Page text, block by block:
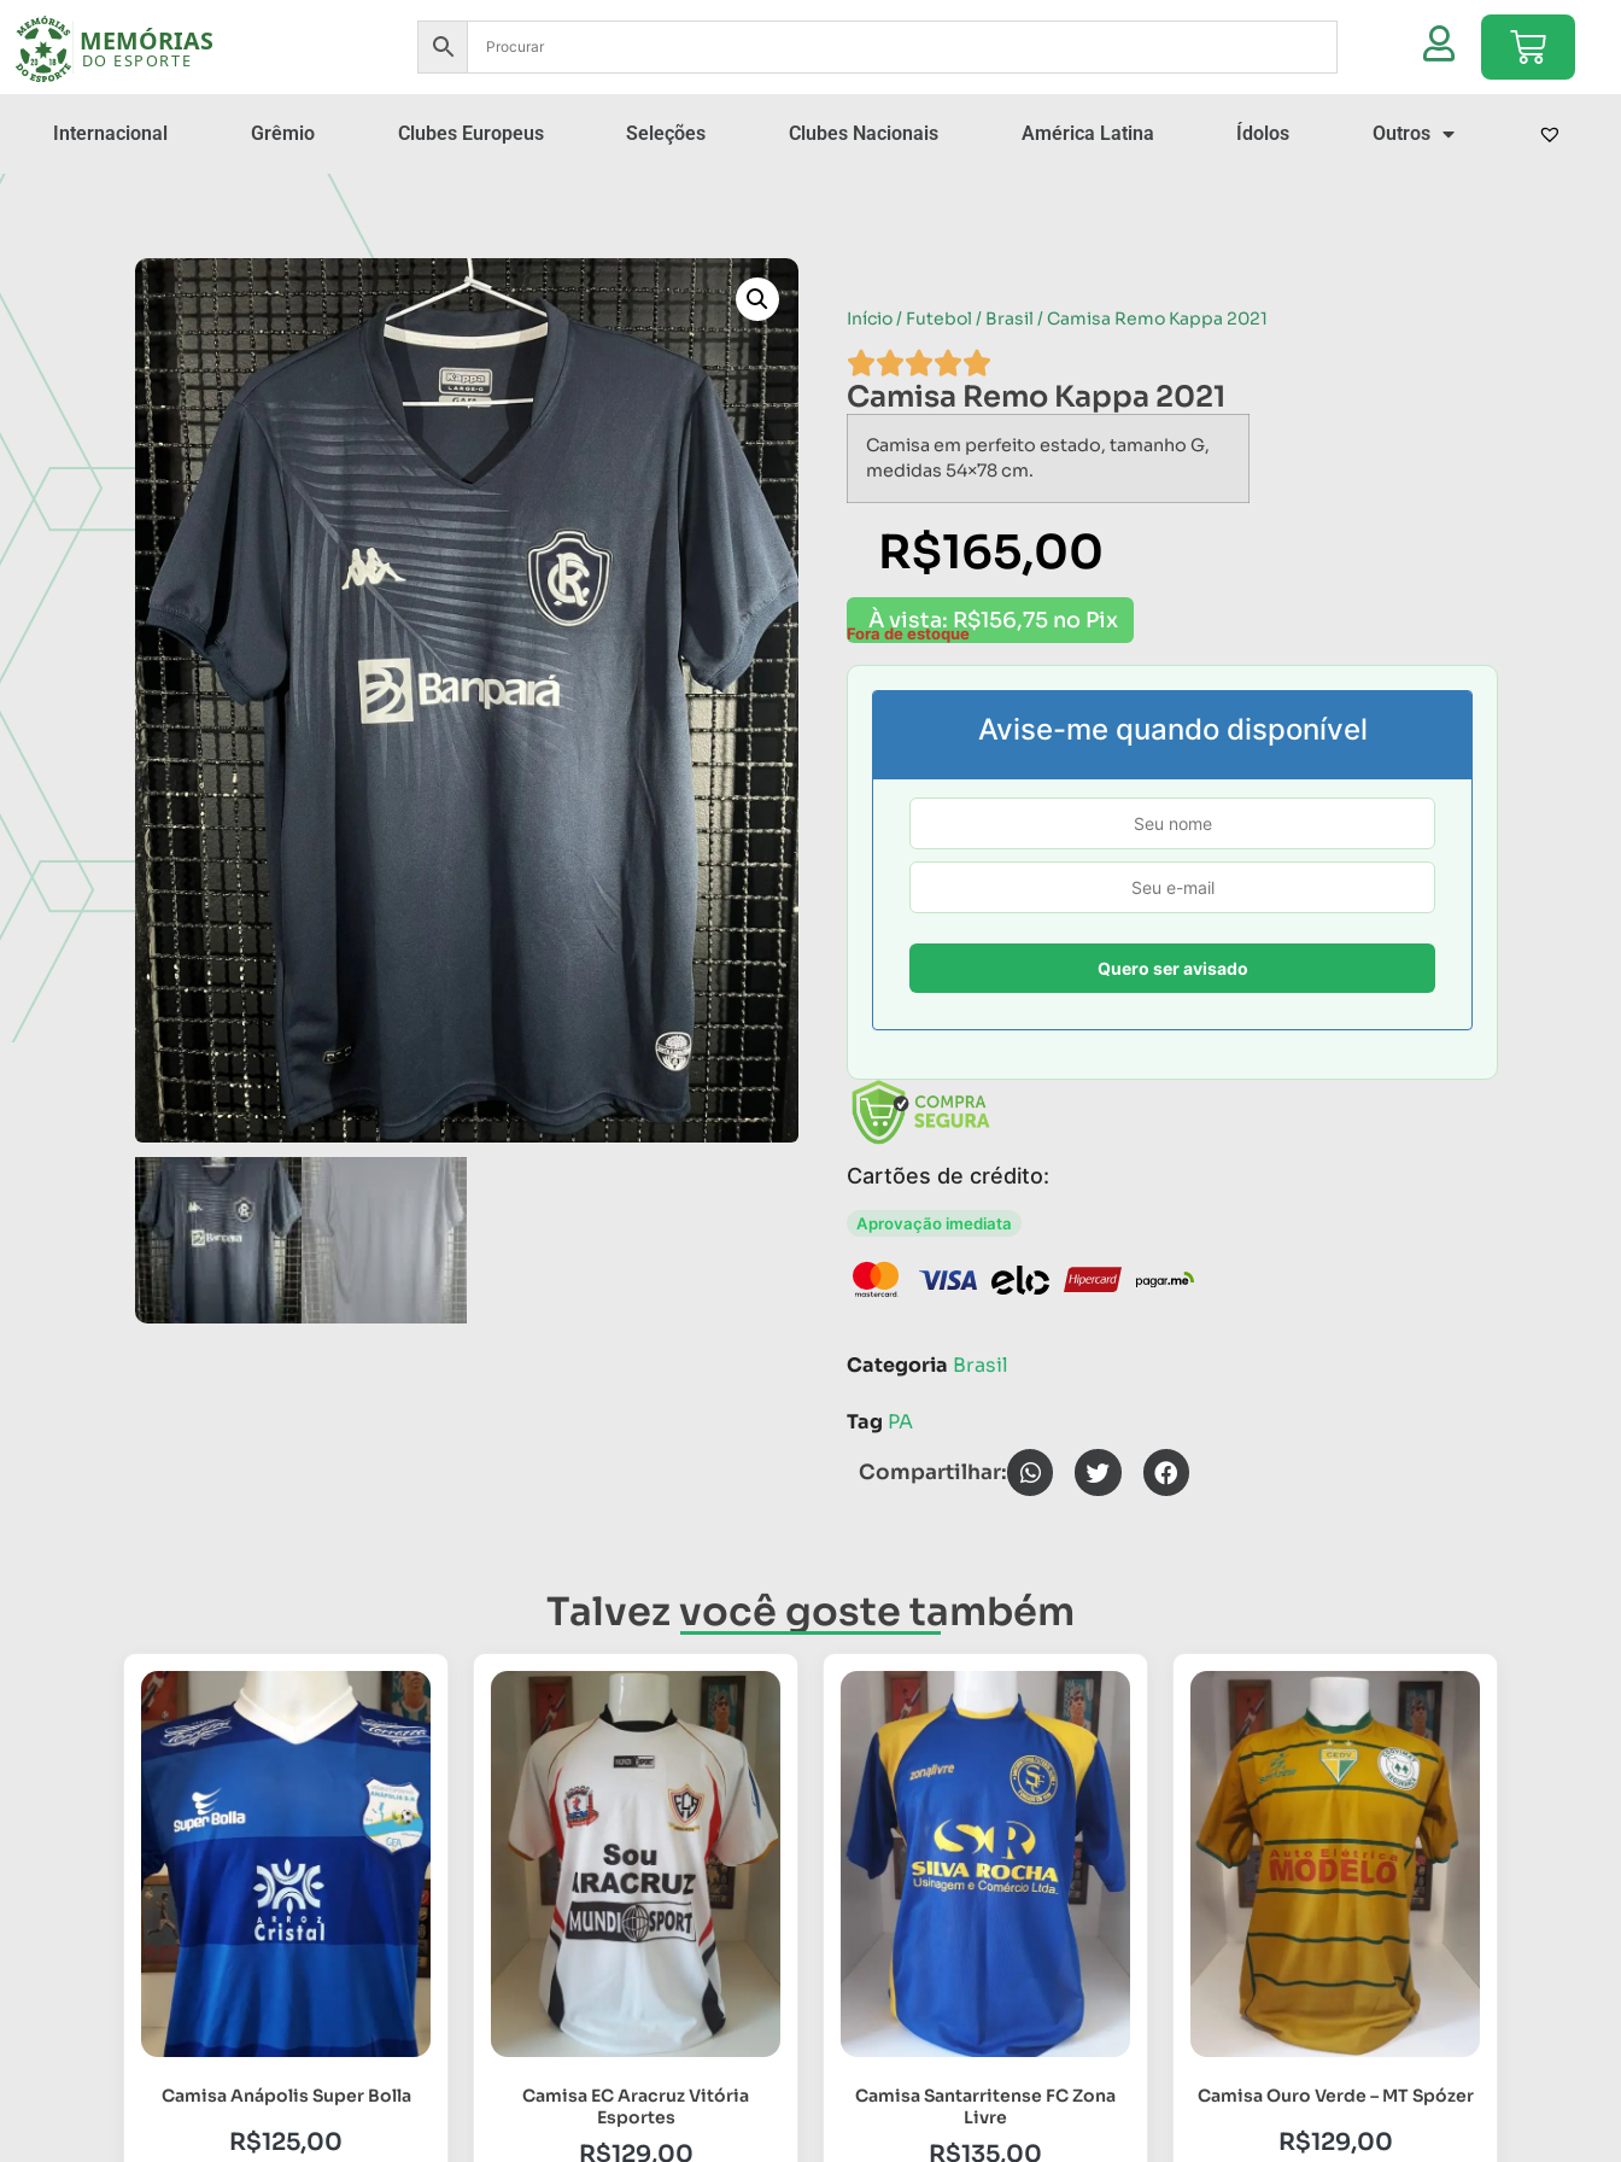
Internacional Grêmio Clubes Europeus Seleções Clubes Nacionais América Latina Ídolos Outros
Início/ Futebol / Brasil / Camisa Remo Kappa 2021
Camisa Remo Kappa 2021
Camisa em perfeito estado, tamanho G,
medidas 54×78 cm.
R$165,00
À vista: R$156,75 no Pix
Fora de estoque
Avise-me quando disponível
Cartões de crédito:
Aprovação imediata
Categoria Brasil
Tag PA
Compartilhar:
Talvez você goste também
Camisa Anápolis Super Bolla
R$125,00
Camisa EC Aracruz Vitória
Esportes
R$129,00
Camisa Santarritense FC Zona
Livre
R$135,00
Camisa Ouro Verde – MT Spózer
R$129,00